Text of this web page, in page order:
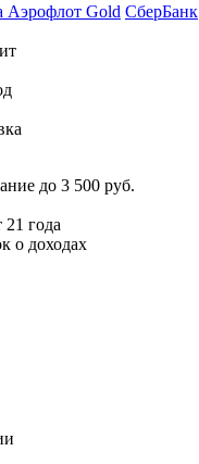
Аэрофлот Gold СберБанк
до 3 500 руб.
21 года
о доходах